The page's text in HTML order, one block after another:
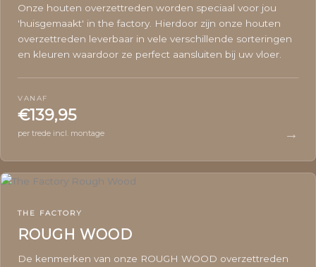
Onze houten overzettreden worden speciaal voor jou
'huisgemaakt' in the factory. Hierdoor zijn onze houten
overzettreden leverbaar in vele verschillende sorteringen
en kleuren waardoor ze perfect aansluiten bij uw vloer.
VANAF
€139,95
per trede incl. montage →
THE FACTORY
ROUGH WOOD
De kenmerken van onze ROUGH WOOD overzettreden